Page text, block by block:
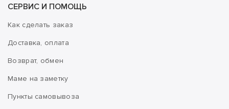
СЕРВИС И ПОМОЩЬ
Как сделать заказ
Доставка, оплата
Возврат, обмен
Маме на заметку
Пункты самовывоза